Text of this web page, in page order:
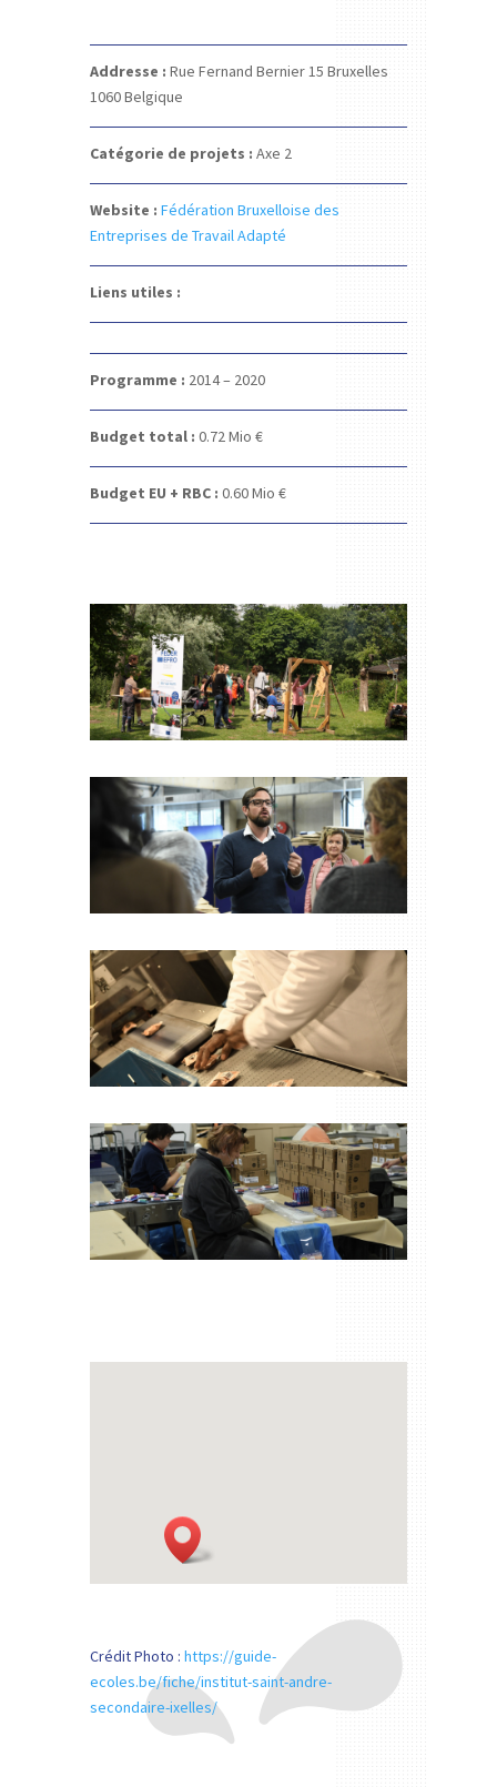
Addresse : Rue Fernand Bernier 15 Bruxelles
1060Belgique
Catégorie de projets : Axe 2
Website : Fédération Bruxelloise des
Entreprises de Travail Adapté
Liens utiles :
Programme : 2014 – 2020
Budget total : 0.72Mio €
Budget EU + RBC : 0.60Mio €
Crédit Photo : https://guide-
ecoles.be/fiche/institut-saint-andre-
secondaire-ixelles/